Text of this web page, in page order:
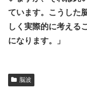
ていま­す。こうした
しく実際的に考える
になります。」
脳波